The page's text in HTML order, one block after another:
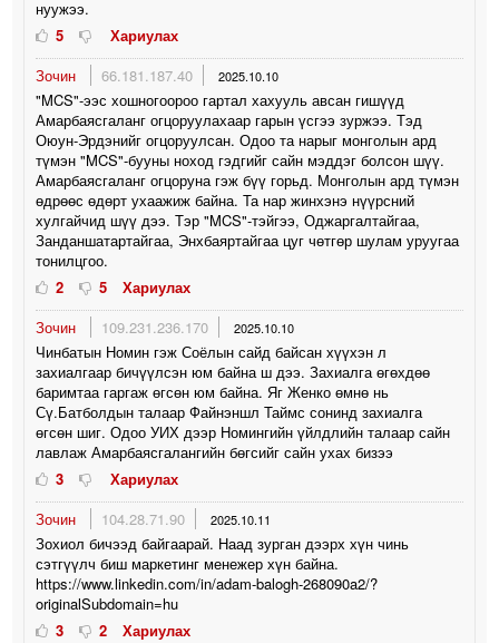
нуужээ.
5
Хариулах
Зочин
66.181.187.40 2025.10.10
"MCS"-ээс хошногоороо гартал хахууль авсан гишүүд
Амарбаясгаланг огцоруулахаар гарын үсгээ зуржээ. Тэд
Оюун-Эрдэнийг огцоруулсан. Одоо та нарыг монголын ард
түмэн "MCS"-бууны ноход гэдгийг сайн мэддэг болсон шүү.
Амарбаясгаланг огцоруна гэж бүү горьд. Монголын ард түмэн
өдрөөс өдөрт ухаажиж байна. Та нар жинхэнэ нүүрсний
хулгайчид шүү дээ. Тэр "MCS"-тэйгээ, Оджаргалтайгаа,
Занданшатартайгаа, Энхбаяртайгаа цуг чөтгөр шулам уруугаа
тонилцгоо.
2
5
Хариулах
Зочин
109.231.236.170 2025.10.10
Чинбатын Номин гэж Соёлын сайд байсан хүүхэн л
захиалгаар бичүүлсэн юм байна ш дээ. Захиалга өгөхдөө
баримтаа гаргаж өгсөн юм байна. Яг Женко өмнө нь
Сү.Батболдын талаар Файнэншл Таймс сонинд захиалга
өгсөн шиг. Одоо УИХ дээр Номингийн үйлдлийн талаар сайн
лавлаж Амарбаясгалангийн бөгсийг сайн ухах бизээ
3
Хариулах
Зочин
104.28.71.90 2025.10.11
Зохиол бичээд байгаарай. Наад зурган дээрх хүн чинь
сэтгүүлч биш маркетинг менежер хүн байна.
https://www.linkedin.com/in/adam-balogh-268090a2/?
originalSubdomain=hu
3
2
Хариулах